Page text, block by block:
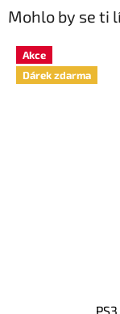
Mohlo by se ti
Akce
Dárek zdarma